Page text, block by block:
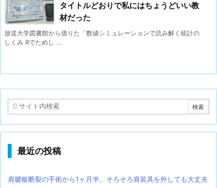
タイトルどおりで私にはちょうどいい教
材だった
放送大学図書館から借りた「数値シミュレーションで読み解く統計の
しくみ Rでためし ...
最近の投稿
肩腱板断裂の手術から1ヶ月半。そろそろ肩装具を外しても大丈夫